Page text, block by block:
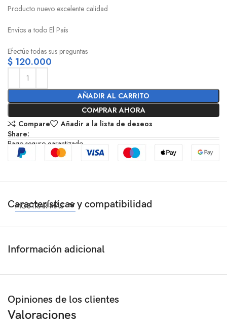
Producto nuevo excelente calidad
Envíos a todo El País
Efectúe todas sus preguntas
$ 120.000
AÑADIR AL CARRITO
COMPRAR AHORA
Compare
Añadir a la lista de deseos
Share:
Pago seguro garantizado
Características y compatibilidad
MOSTRAR MÁS
Información adicional
Opiniones de los clientes
Valoraciones